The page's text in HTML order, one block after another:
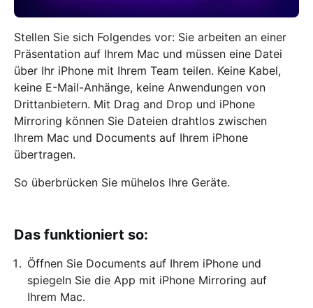
Stellen Sie sich Folgendes vor: Sie arbeiten an einer
Präsentation auf Ihrem Mac und müssen eine Datei
über Ihr iPhone mit Ihrem Team teilen. Keine Kabel,
keine E-Mail-Anhänge, keine Anwendungen von
Drittanbietern. Mit Drag and Drop und iPhone
Mirroring können Sie Dateien drahtlos zwischen
Ihrem Mac und Documents auf Ihrem iPhone
übertragen.
So überbrücken Sie mühelos Ihre Geräte.
Das funktioniert so:
Öffnen Sie Documents auf Ihrem iPhone und
spiegeln Sie die App mit iPhone Mirroring auf
Ihrem Mac.